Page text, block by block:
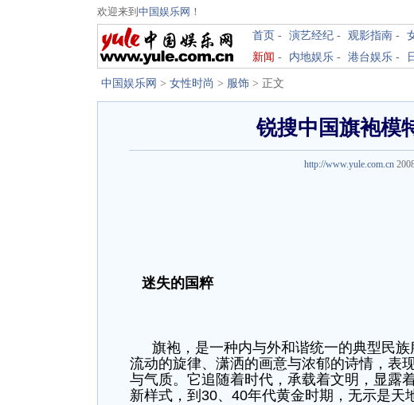
欢迎来到 中国娱乐网 ！
首页 - 演艺经纪 - 观影指南 -
新闻 - 内地娱乐 - 港台娱乐 -
中国娱乐网 > 女性时尚 > 服饰 > 正文
锐搜中国旗袍模
http://www.yule.com.cn
迷失的国粹
旗袍，是一种内与外和谐统一的典型民
流动的旋律、潇洒的画意与浓郁的诗情，表
与气质。它追随着时代，承载着文明，显
新样式，到 30、 40年代黄金时期，无示是天